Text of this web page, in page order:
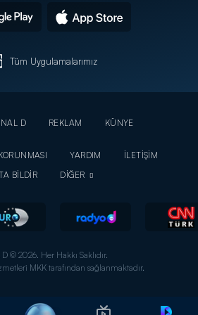
Tüm Uygulamalarımız
D REKLAM
KÜNYE
YARDIM
İLETİŞİM
BİLDİR
DİĞER
© 2026. Her Hakkı Saklıdır.
MKK tarafından sağlanmaktadır.